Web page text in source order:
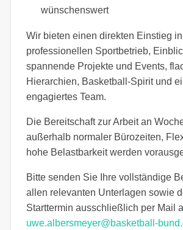
wünschenswert
Wir bieten einen direkten Einstieg
professionellen Sportbetrieb,
spannende Projekte und Events,
Hierarchien, Basketball-Spirit und
engagiertes Team.
Die Bereitschaft zur Arbeit an
außerhalb normaler Bürozeiten,
hohe Belastbarkeit werden
Bitte senden Sie Ihre vollständige
allen relevanten Unterlagen sowie
Starttermin ausschließlich per Mail
uwe.albersmeyer@basketball-